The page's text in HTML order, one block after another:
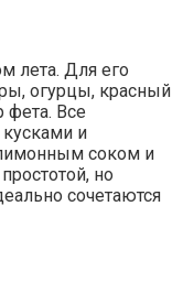
лета. Для его
огурцы, красный
фета. Все
и
соком и
но
сочетаются